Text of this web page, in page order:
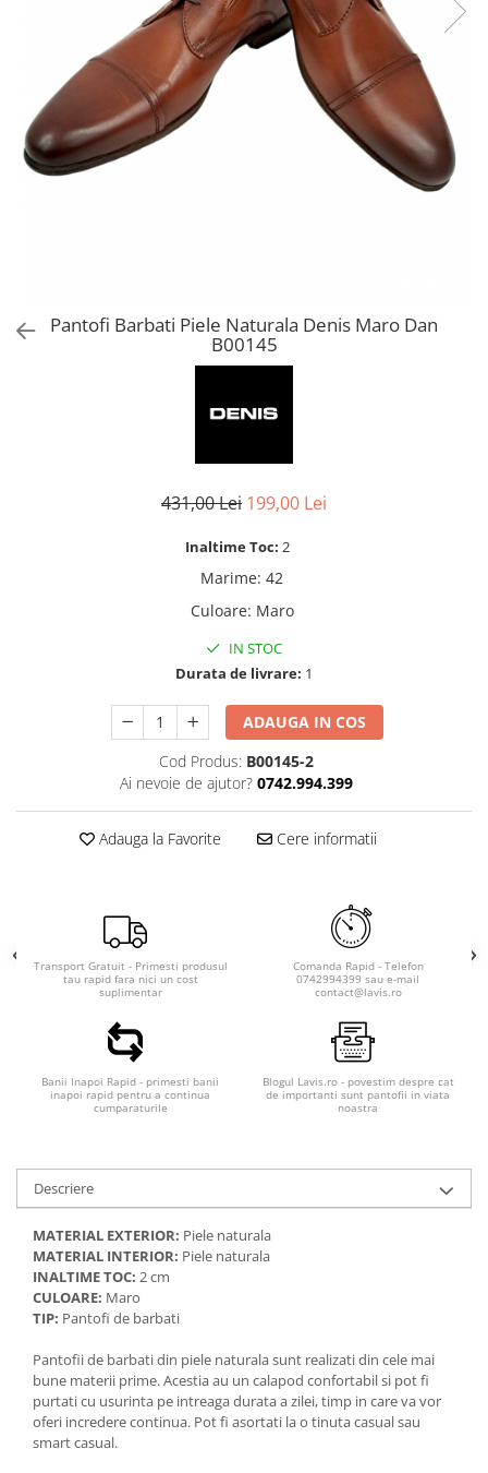
Pantofi Barbati Piele Naturala Denis Maro Dan
B00145
431,00 Lei 199,00 Lei
Inaltime Toc: 2
Marime: 42
Culoare: Maro
IN STOC
Durata de livrare: 1
ADAUGA IN COS
Cod Produs: B00145-2
Ai nevoie de ajutor? 0742.994.399
Adauga la Favorite Cere informatii
Transport Gratuit - Primesti produsul
tau rapid fara nici un cost
suplimentar
Comanda Rapid - Telefon
0742994399 sau e-mail
contact@lavis.ro
Banii Inapoi Rapid - primesti banii
inapoi rapid pentru a continua
cumparaturile
Blogul Lavis.ro - povestim despre cat
de importanti sunt pantofii in viata
noastra
Descriere
MATERIAL EXTERIOR: Piele naturala
MATERIAL INTERIOR: Piele naturala
INALTIME TOC: 2 cm
CULOARE: Maro
TIP: Pantofi de barbati
Pantofii de barbati din piele naturala sunt realizati din cele mai
bune materii prime. Acestia au un calapod confortabil si pot fi
purtati cu usurinta pe intreaga durata a zilei, timp in care va vor
oferi incredere continua. Pot fi asortati la o tinuta casual sau
smart casual.